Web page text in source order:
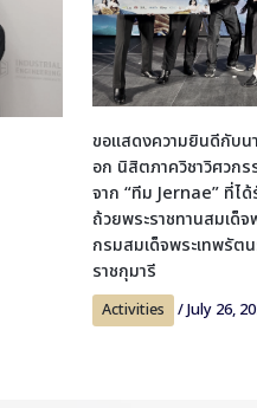
ขอแสดงความยินดีกับ
อก นิสิตภาควิชาวิศวก
จาก “ทีม Jernae” ที่ไ
ถ้วยพระราชทานสมเด็จ
กรมสมเด็จพระเทพรัต
ราชกุมารี
Activities /July 26,